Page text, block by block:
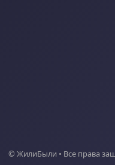
© ЖилиБыли • Все права